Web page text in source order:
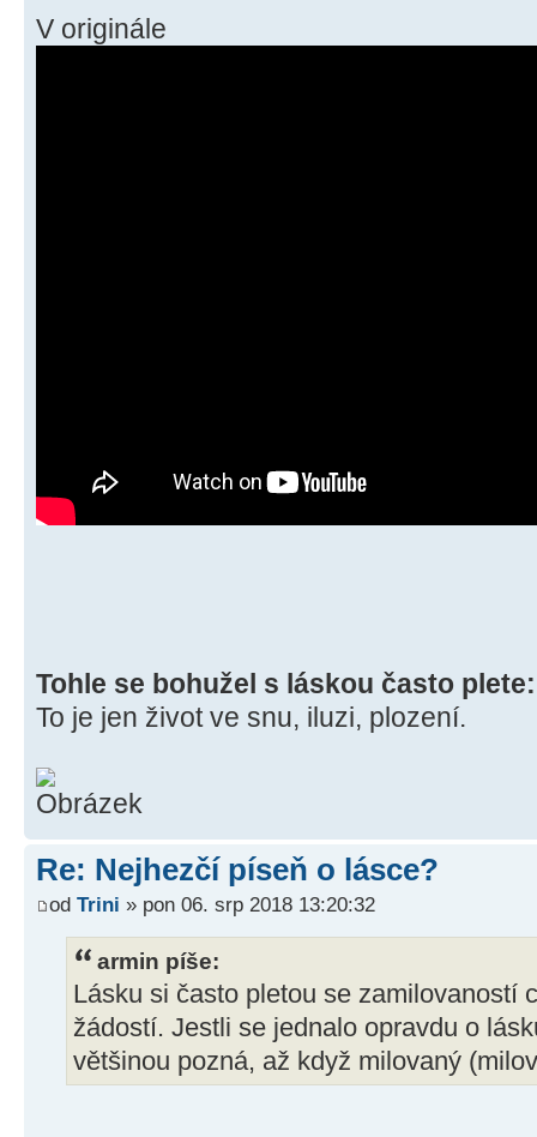
V originále
Tohle se bohužel s láskou často plete:
To je jen život ve snu, iluzi, plození.
Re: Nejhezčí píseň o lásce?
od Trini » pon 06. srp 2018 13:20:32
armin píše:
Lásku si často pletou se zamilovaností
žádostí. Jestli se jednalo opravdu o
většinou pozná, až když milovaný